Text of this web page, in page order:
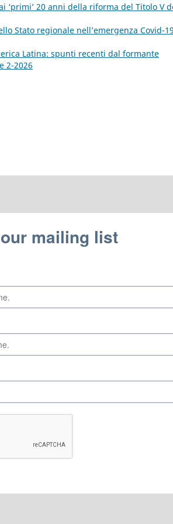
‘primi’ 20 anni della riforma del Titolo V
Stato regionale nell’emergenza Covid-19
Latina: spunti recenti dal formante
2-2026